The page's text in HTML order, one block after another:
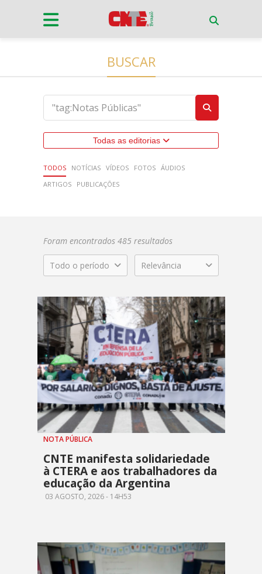
BUSCAR
Todas as editorias
TODOS NOTÍCIAS VÍDEOS FOTOS ÁUDIOS
ARTIGOS
PUBLICAÇÕES
Foram encontrados 485 resultados
Todo o período Relevância
NOTA PÚBLICA
CNTE manifesta solidariedade
à CTERA e aos trabalhadores da
educação da Argentina
03 AGOSTO, 2026 - 14H53